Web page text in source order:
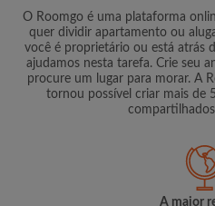
O Roomgo é uma plataforma
quer dividir apartamento ou
você é proprietário ou está atrás
ajudamos nesta tarefa. Crie seu
procure um lugar para morar. A
tornou possível criar mais de
A maior